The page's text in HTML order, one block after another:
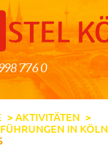
776 0
>AKTIVITÄTEN >
IN KÖLN